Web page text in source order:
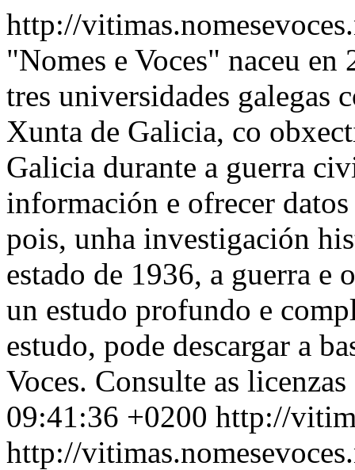
http://
"Nomes e Voces" naceu
tres universidades galegas
Xunta de Galicia, co
Galicia durante a guerra
información e ofrecer
pois, unha investigación
estado de 1936, a guerra e
un estudo profundo e
estudo, pode descargar a
Voces. Consulte as licenzas
09:41:36 +0200 http://
http://